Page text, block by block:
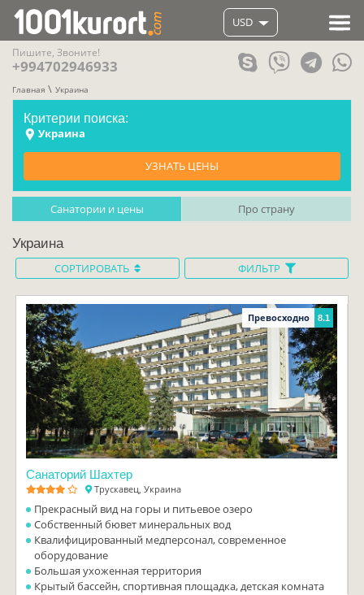
USD
Пишите, Звоните!
+994702946933
Главная Украина
Критерии поиска:
Украина
УЗНАТЬ ЦЕНЫ
Санатории и цены Про страну
Украина
СОРТИРОВАТЬ ФИЛЬТР
Превосходно 8.1
Санаторий Шахтер
Трускавец, Украина
Прекрасный вид на горы и питьевое озеро
Собственный бювет минеральных вод
Квалифицированный медперсонал, современное
оборудование
Большая ухоженная территория
Крытый бассейн, спортивная площадка, детская комната